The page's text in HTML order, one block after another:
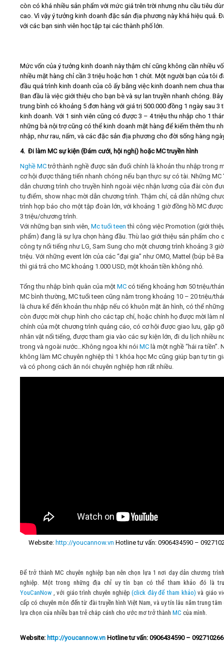
còn có khá nhiều sản phẩm với mức giá trên trời nhưng nhu cầu tiêu
cao. Vì vậy ý tưởng kinh doanh đặc sản địa phương này khá hiệu quả.
với các bạn sinh viên học tập tại các thành phố lớn.
Mức vốn của ý tưởng kinh doanh này thậm chí cũng không cần nhiều
nhiều mặt hàng chỉ cần 3 triệu hoặc hơn 1 chút. Một người bạn của tôi
đầu quá trình kinh doanh của cô ấy bằng việc kinh doanh nem chua
Ban đầu là việc giới thiệu cho bạn bè và sự lan truyền nhanh chóng.
trung bình có khoảng 5 đơn hàng với giá trị 500.000 đồng 1 ngày sau 3
kinh doanh. Với 1 sinh viên cũng có được 3 – 4 triệu thu nhập cho 1
những bà nội trợ cũng có thể kinh doanh mặt hàng để kiếm thêm thu
nhập, như rau, nấm, và các đặc sản địa phương cho đời sống hàng
4. Đi làm MC sự kiện (Đám cưới, hội nghị) hoặc MC truyền hình
Nghề MCtrở thành nghề được săn đuổi chính là khoản thu nhập trong
cơ hội được thăng tiến nhanh chóng nếu bạn thực sự có tài. Những MC
dẫn chương trình cho truyền hình ngoài việc nhận lương của đài còn
tụ điểm, show nhạc mời dẫn chương trình. Thậm chí, cả dẫn những
trình họp báo cho một tập đoàn lớn, với khoảng 1 giờ đồng hồ MC được
3 triệu/chương trình.
Với những bạn sinh viên, Mc tuổi teen thì công việc Promotion (giới
phẩm) đang là sự lựa chọn hàng đầu. Thù lao giới thiệu sản phẩm cho
công ty nổi tiếng như LG, Sam Sung cho một chương trình khoảng 3 giờ
triệu. Với những event lớn của các “đại gia” như OMO, Mattel (búp bê
thì giá trả cho MC khoảng 1.000 USD, một khoản tiền không nhỏ.
Tổng thu nhập bình quân của một MC có tiếng khoảng hơn 50 triệu/
MC bình thường, MC tuổi teen cũng nằm trong khoảng 10 – 20 triệu/
là chưa kể đến khoản thu nhập nếu có khuôn mặt ăn hình, có thể
còn được mời chụp hình cho các tạp chí, hoặc chính họ được mời làm
chính của một chương trình quảng cáo, có cơ hội được giao lưu, gặp
nhân vật nổi tiếng, được tham gia vào các sự kiện lớn, đi du lịch nhiều
trong và ngoài nước…Không ngoa khi nói MC là một nghề “hái ra tiền”.
không làm MC chuyên nghiệp thì 1 khóa học Mc cũng giúp bạn tự tin
và có phong cách ăn nói chuyên nghiệp hơn rất nhiều.
Website: http://youcannow.vn Hotline tư vấn: 0906434590 –
Để trở thành MC chuyên nghiệp bạn nên chọn lựa 1 nơi dạy dẫn chương
nghiệp. Một trong những địa chỉ uy tín bạn có thể tham khảo đó là
YouCanNow , với giáo trình chuyên nghiệp(click đây để tham khảo) và giáo
cấp có chuyên môn đến từ đài truyền hình Việt Nam, và uy tín lâu năm trung
lựa chọn của nhiều bạn trẻ chắp cánh cho ước mơ trở thành MC của mình.
Website: http://youcannow.vn Hotline tư vấn: 0906434590 –